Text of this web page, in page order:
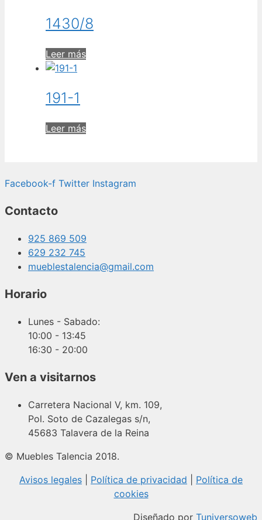
1430/8
Leer más
191-1
Leer más
Facebook-f Twitter Instagram
Contacto
925 869 509
629 232 745
mueblestalencia@gmail.com
Horario
Lunes - Sabado:
10:00 - 13:45
16:30 - 20:00
Ven a visitarnos
Carretera Nacional V, km. 109,
Pol. Soto de Cazalegas s/n,
45683 Talavera de la Reina
© Muebles Talencia 2018.
Avisos legales
Política de privacidad
Política de
cookies
Diseñado por Tuniversoweb